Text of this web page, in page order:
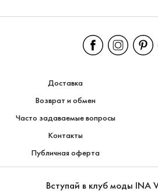
Доставка
Возврат и обмен
Часто задаваемые вопросы
Контакты
Публичная оферта
Вступай в клуб моды INA